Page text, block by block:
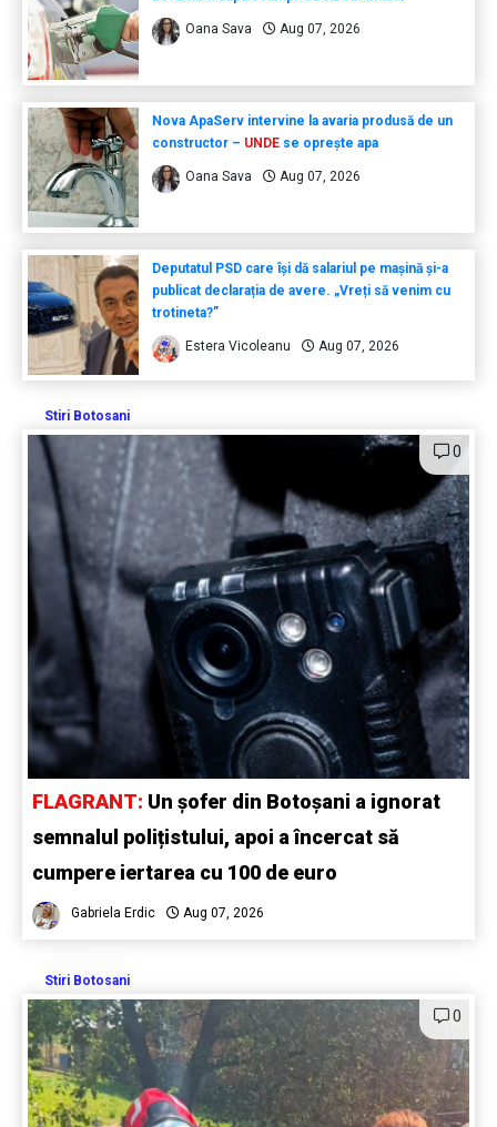
Oana Sava Aug 07, 2026
Nova ApaServ intervine la avaria produsă de un
constructor – UNDEse oprește apa
Oana Sava Aug 07, 2026
Deputatul PSD care își dă salariul pe mașină și-a
publicat declarația de avere. „Vreți să venim cu
trotineta?”
Estera Vicoleanu Aug 07, 2026
Stiri Botosani
0
FLAGRANT: Un șofer din Botoșani a ignorat
semnalul polițistului, apoi a încercat să
cumpere iertarea cu 100 de euro
Gabriela Erdic Aug 07, 2026
Stiri Botosani
0